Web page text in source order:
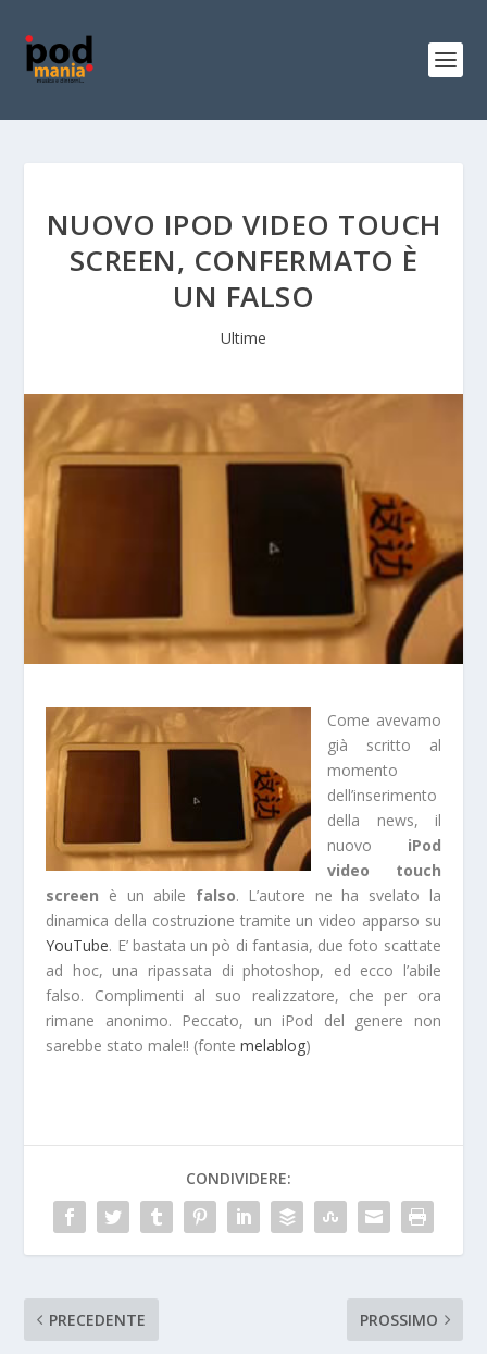
NUOVO IPOD VIDEO TOUCH
SCREEN, CONFERMATO È
UN FALSO
Ultime
Come avevamo
già scritto al
momento
dell’inserimento
della news, il
nuovo iPod
video touch
screen è un abile falso. L’autore ne ha svelato la
dinamica della costruzione tramite un video apparso su
YouTube. E’ bastata un pò di fantasia, due foto scattate
ad hoc, una ripassata di photoshop, ed ecco l’abile
falso. Complimenti al suo realizzatore, che per ora
rimane anonimo. Peccato, un iPod del genere non
sarebbe stato male!! (fontemelablog)
CONDIVIDERE:
PRECEDENTE PROSSIMO